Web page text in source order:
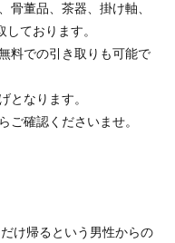
骨董品、茶器、掛け軸、
ております。
料での引き取りも可能で
となります。
ご確認くださいませ。
け帰るという男性からの